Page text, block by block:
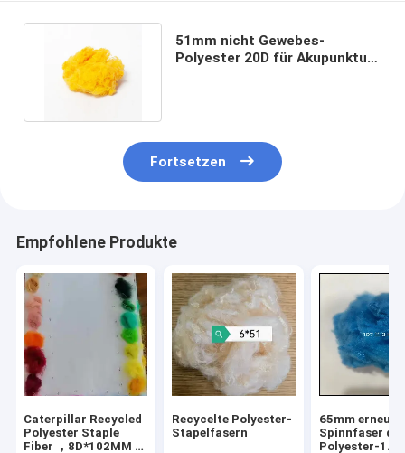
51mm nicht Gewebes-
Polyester 20D für Akupunktur-
Fortsetzen
Empfohlene Produkte
Caterpillar Recycled
Polyester Staple
Fiber ，8D*102MM –
Recycelte Polyester-
Stapelfasern
65mm
Spinnfaser
Polyester-